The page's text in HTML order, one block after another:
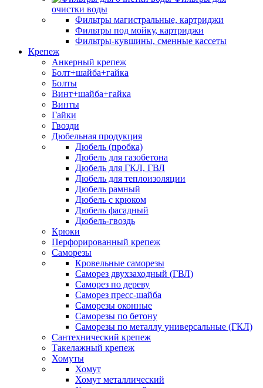
очистки воды
Фильтры магистральные, картриджи
Фильтры под мойку, картриджи
Фильтры-кувшины, сменные кассеты
Крепеж
Анкерный крепеж
Болт+шайба+гайка
Болты
Винт+шайба+гайка
Винты
Гайки
Гвозди
Дюбельная продукция
Дюбель (пробка)
Дюбель для газобетона
Дюбель для ГКЛ, ГВЛ
Дюбель для теплоизоляции
Дюбель рамный
Дюбель с крюком
Дюбель фасадный
Дюбель-гвоздь
Крюки
Перфорированный крепеж
Саморезы
Кровельные саморезы
Саморез двухзаходный (ГВЛ)
Саморез по дереву
Саморез пресс-шайба
Саморезы оконные
Саморезы по бетону
Саморезы по металлу универсальные (ГКЛ)
Сантехнический крепеж
Такелажный крепеж
Хомуты
Хомут
Хомут металлический